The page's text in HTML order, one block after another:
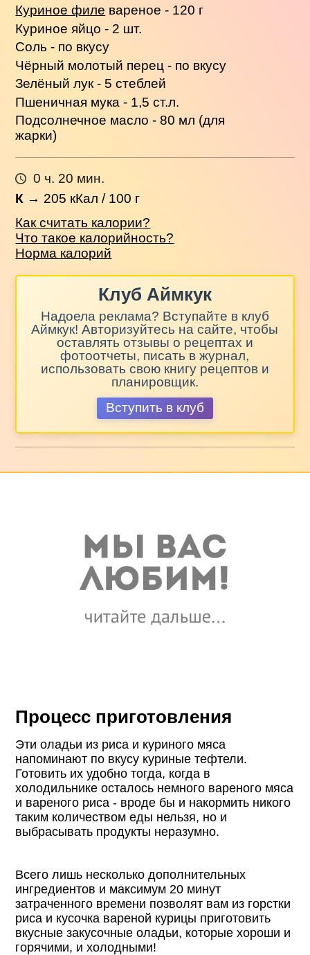
Куриное филе вареное - 120 г
Куриное яйцо - 2 шт.
Соль - по вкусу
Чёрный молотый перец - по вкусу
Зелёный лук - 5 стеблей
Пшеничная мука - 1,5 ст.л.
Подсолнечное масло - 80 мл (для
жарки)
0 ч. 20 мин.
К → 205 кКал / 100 г
Как считать калории?
Что такое калорийность?
Норма калорий
Клуб Аймкук
Надоела реклама? Вступайте в клуб
Аймкук! Авторизуйтесь на сайте, чтобы
оставлять отзывы о рецептах и
фотоотчеты, писать в журнал,
использовать свою книгу рецептов и
планировщик.
Вступить в клуб
Процесс приготовления
Эти оладьи из риса и куриного мяса
напоминают по вкусу куриные тефтели.
Готовить их удобно тогда, когда в
холодильнике осталось немного вареного мяса
и вареного риса - вроде бы и накормить никого
таким количеством еды нельзя, но и
выбрасывать продукты неразумно.
Всего лишь несколько дополнительных
ингредиентов и максимум 20 минут
затраченного времени позволят вам из горстки
риса и кусочка вареной курицы приготовить
вкусные закусочные оладьи, которые хороши и
горячими, и холодными!